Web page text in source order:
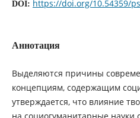
DOI: https://doi.org/10.54359/
Аннотация
Выделяются причины
концепциям, содержащим
утверждается, что влияние